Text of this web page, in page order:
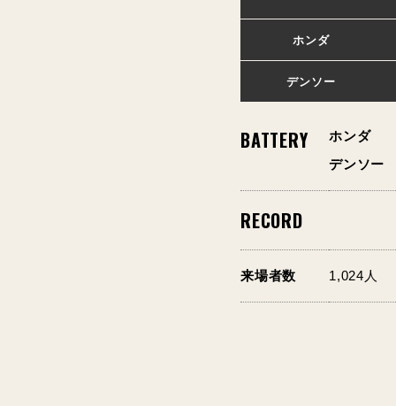
ホンダ
デンソー
BATTERY
ホンダ
デンソー
RECORD
来場者数 1,024人